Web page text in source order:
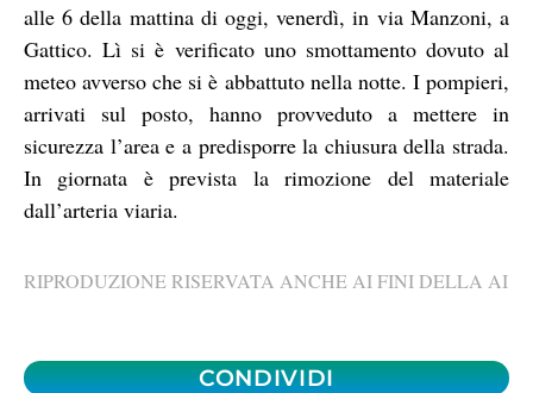
alle 6 della mattina di oggi, venerdì, in via Manzoni, a
Gattico. Lì si è verificato uno smottamento dovuto al
meteo avverso che si è abbattuto nella notte. I pompieri,
arrivati sul posto, hanno provveduto a mettere in
sicurezza l’area e a predisporre la chiusura della strada.
In giornata è prevista la rimozione del materiale
dall’arteria viaria.
RIPRODUZIONE RISERVATA ANCHE AI FINI DELLA AI
CONDIVIDI